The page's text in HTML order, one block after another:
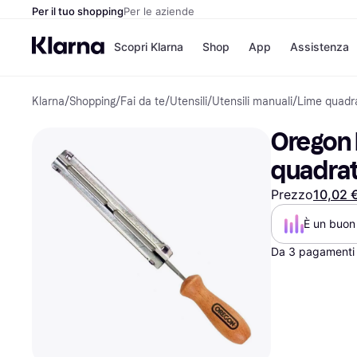
Per il tuo shoppingPer le aziende
Scopri Klarna
Opzioni di
Paga ora
Paga in 3 rate
Paga dopo 30 giorni
Finanziamento
Shop
Negozi
Unieuro
Media
eBay
Zalando
Elenco negozi
App Assistenza
Klarna/Shopping/Fai da te/Utensili/Utensili manuali/Lime
Prezzo10,02
È un
Da 3